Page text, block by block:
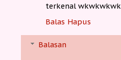
terkenal wkwkwkwk
Balas Hapus
Balasan